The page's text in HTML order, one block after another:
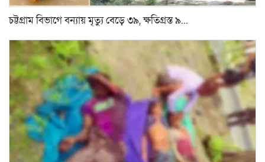
চট্টগ্রাম বিভাগে বন্যায় মৃত্যু বেড়ে ৩৯, ক্ষতিগ্রস্ত ৯...